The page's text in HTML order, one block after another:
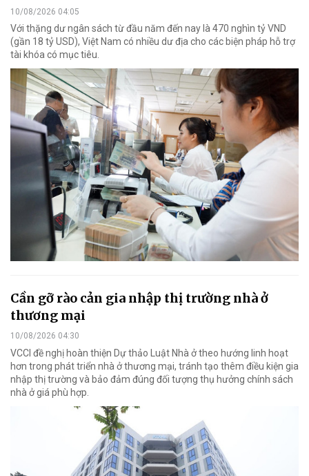
10/08/2026 04:05
Với thặng dư ngân sách từ đầu năm đến nay là 470 nghìn tỷ VND
(gần 18 tỷ USD), Việt Nam có nhiều dư địa cho các biện pháp hỗ trợ
tài khóa có mục tiêu.
Cần gỡ rào cản gia nhập thị trường nhà ở
thương mại
10/08/2026 04:30
VCCI đề nghị hoàn thiện Dự thảo Luật Nhà ở theo hướng linh hoạt
hơn trong phát triển nhà ở thương mại, tránh tạo thêm điều kiện gia
nhập thị trường và bảo đảm đúng đối tượng thụ hưởng chính sách
nhà ở giá phù hợp.